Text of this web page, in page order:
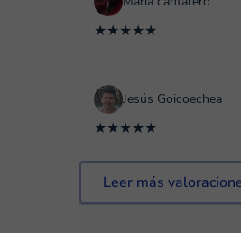
★★★★★
Jesús Goicoechea
★★★★★
Leer más